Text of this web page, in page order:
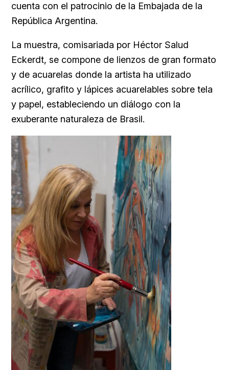
cuenta con el patrocinio de la Embajada de la
República Argentina.
La muestra, comisariada por Héctor Salud
Eckerdt, se compone de lienzos de gran formato
y de acuarelas donde la artista ha utilizado
acrílico, grafito y lápices acuarelables sobre tela
y papel, estableciendo un diálogo con la
exuberante naturaleza de Brasil.